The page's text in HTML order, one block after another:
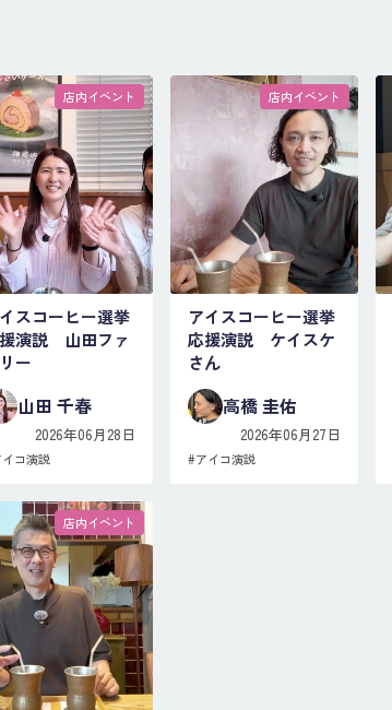
店内イベント
スコーヒー選挙
演説 山田ファ
ー
山田 千春
2026年06月28日
イコ演説
店内イベント
アイスコーヒー選挙
応援演説 ケイスケ
さん
高橋 圭佑
2026年06月27日
#アイコ演説
店内イベント